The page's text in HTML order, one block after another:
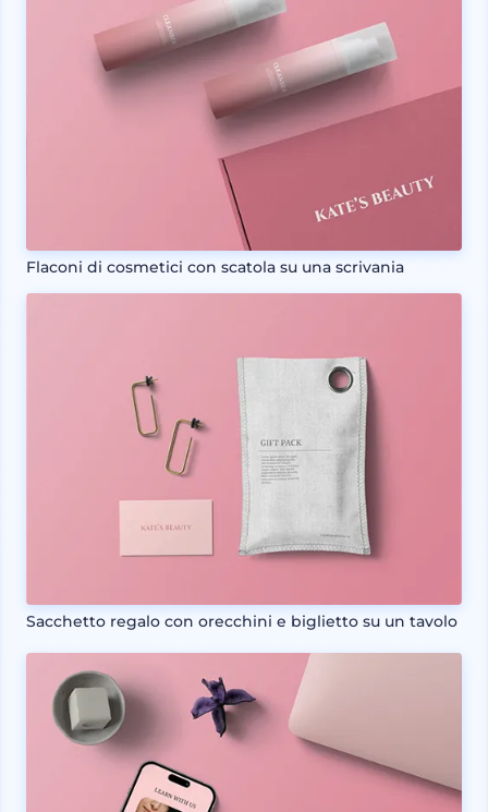
Flaconi di cosmetici con scatola su una scrivania
Sacchetto regalo con orecchini e biglietto su un tavolo